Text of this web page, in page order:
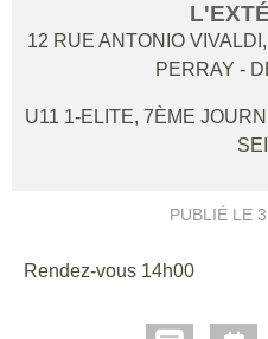
12 RUE ANTONIO VIVALDI,
PERRAY -
U11 1-ELITE, 7ÈME
PUBLIÉ LE
Rendez-vous 14h00